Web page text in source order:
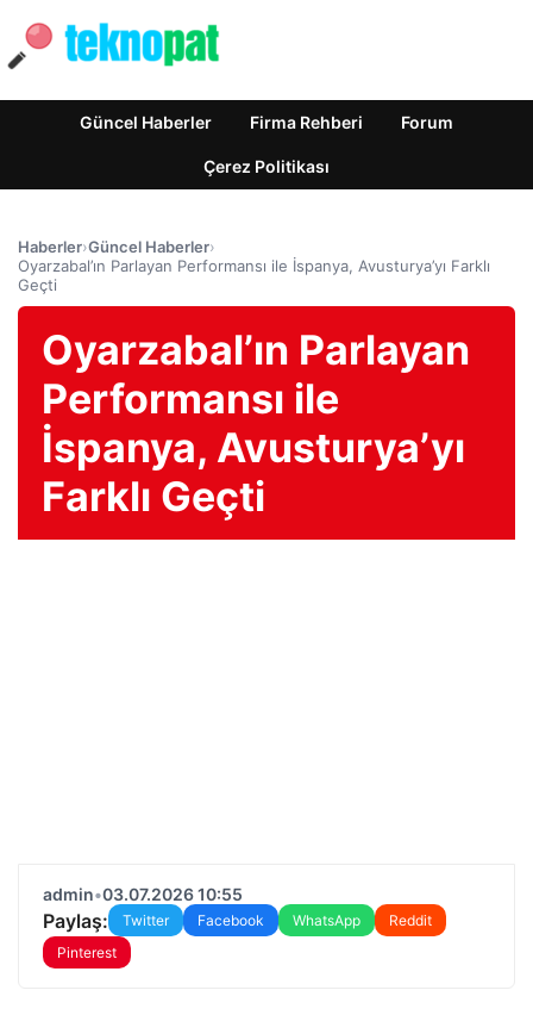
Güncel Haberler Firma Rehberi Forum
Çerez Politikası
Haberler›Güncel Haberler›
Oyarzabal’ın Parlayan Performansı ile İspanya, Avusturya’yı Farklı
Geçti
Oyarzabal’ın Parlayan
Performansı ile
İspanya, Avusturya’yı
Farklı Geçti
admin•03.07.2026 10:55
Paylaş: Twitter Facebook WhatsApp
Reddit
Pinterest